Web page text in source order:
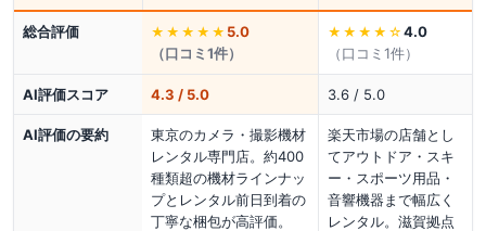
総合評価 ★★★★★ 5.0
（口コミ1件）
★★★★ ☆ 4.0
（口コミ 1件）
AI評価スコア 4.3 / 5.0 3.6 / 5.0
AI評価の要約
東京のカメラ・撮影機材
レンタル専門店。約400
種類超の機材ラインナッ
プとレンタル前日到着の
丁寧な梱包が高評価。
楽天市場の店舗とし
てアウトドア・スキ
ー・スポーツ用品・
音響機器まで幅広く
レンタル。滋賀拠点